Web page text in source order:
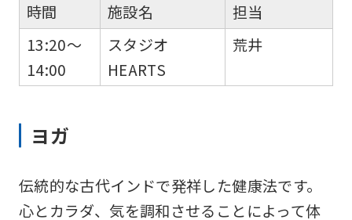
時間
13:20～
14:00
施設名
スタジオ
HEARTS
担当
荒井
ヨガ
伝統的な古代インドで発祥した健康法です。
心とカラダ、気を調和させることによって体